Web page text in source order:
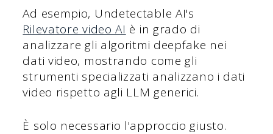
Ad esempio, Undetectable AI's
Rilevatore video AI è in grado di
analizzare gli algoritmi deepfake nei
dati video, mostrando come gli
strumenti specializzati analizzano i dati
video rispetto agli LLM generici.
È solo necessario l'approccio giusto.